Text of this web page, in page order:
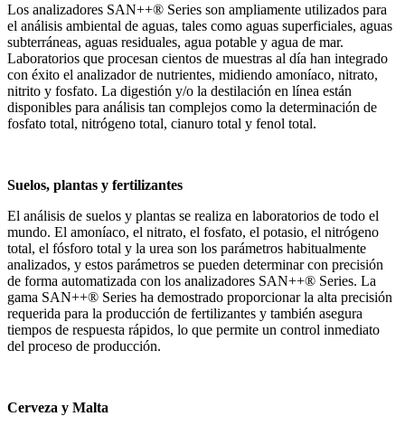
Los analizadores SAN++® Series son ampliamente utilizados para
el análisis ambiental de aguas, tales como aguas superficiales, aguas
subterráneas, aguas residuales, agua potable y agua de mar.
Laboratorios que procesan cientos de muestras al día han integrado
con éxito el analizador de nutrientes, midiendo amoníaco, nitrato,
nitrito y fosfato. La digestión y/o la destilación en línea están
disponibles para análisis tan complejos como la determinación de
fosfato total, nitrógeno total, cianuro total y fenol total.
Suelos, plantas y fertilizantes
El análisis de suelos y plantas se realiza en laboratorios de todo el
mundo. El amoníaco, el nitrato, el fosfato, el potasio, el nitrógeno
total, el fósforo total y la urea son los parámetros habitualmente
analizados, y estos parámetros se pueden determinar con precisión
de forma automatizada con los analizadores SAN++® Series. La
gama SAN++® Series ha demostrado proporcionar la alta precisión
requerida para la producción de fertilizantes y también asegura
tiempos de respuesta rápidos, lo que permite un control inmediato
del proceso de producción.
Cerveza y Malta